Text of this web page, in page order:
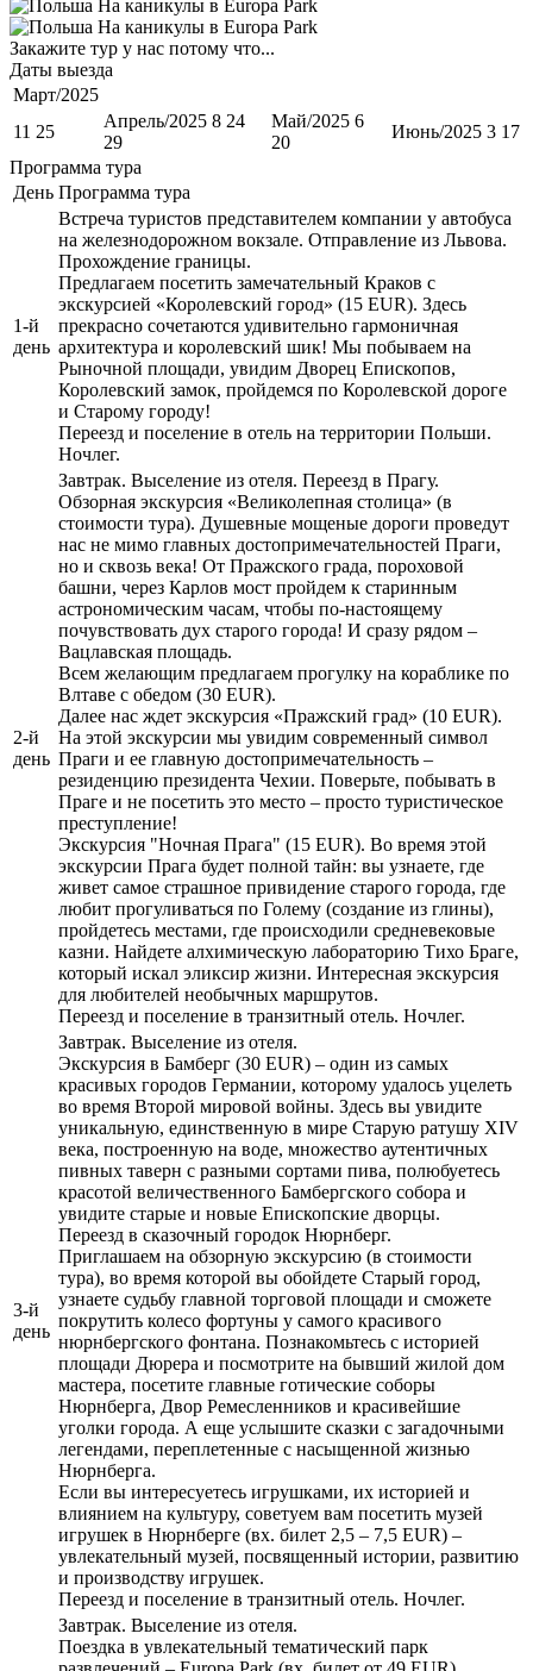
Закажите тур у нас потому что...
Даты выезда
Март/2025
11 25
Апрель/2025 8 24
29
Май/2025 6
20
Июнь/2025 3 17
Программа тура
День Программа тура
1-й
день
Встреча туристов представителем компании у автобуса
на железнодорожном вокзале. Отправление из Львова.
Прохождение границы.
Предлагаем посетить замечательный Краков с
экскурсией «Королевский город» (15 EUR). Здесь
прекрасно сочетаются удивительно гармоничная
архитектура и королевский шик! Мы побываем на
Рыночной площади, увидим Дворец Епископов,
Королевский замок, пройдемся по Королевской дороге
и Старому городу!
Переезд и поселение в отель на территории Польши.
Ночлег.
2-й
день
Завтрак. Выселение из отеля. Переезд в Прагу.
Обзорная экскурсия «Великолепная столица» (в
стоимости тура). Душевные мощеные дороги проведут
нас не мимо главных достопримечательностей Праги,
но и сквозь века! От Пражского града, пороховой
башни, через Карлов мост пройдем к старинным
астрономическим часам, чтобы по-настоящему
почувствовать дух старого города! И сразу рядом –
Вацлавская площадь.
Всем желающим предлагаем прогулку на кораблике по
Влтаве с обедом (30 EUR).
Далее нас ждет экскурсия «Пражский град» (10 EUR).
На этой экскурсии мы увидим современный символ
Праги и ее главную достопримечательность –
резиденцию президента Чехии. Поверьте, побывать в
Праге и не посетить это место – просто туристическое
преступление!
Экскурсия "Ночная Прага" (15 EUR). Во время этой
экскурсии Прага будет полной тайн: вы узнаете, где
живет самое страшное привидение старого города, где
любит прогуливаться по Голему (создание из глины),
пройдетесь местами, где происходили средневековые
казни. Найдете алхимическую лабораторию Тихо Браге,
который искал эликсир жизни. Интересная экскурсия
для любителей необычных маршрутов.
Переезд и поселение в транзитный отель. Ночлег.
3-й
день
Завтрак. Выселение из отеля.
Экскурсия в Бамберг (30 EUR) – один из самых
красивых городов Германии, которому удалось уцелеть
во время Второй мировой войны. Здесь вы увидите
уникальную, единственную в мире Старую ратушу XIV
века, построенную на воде, множество аутентичных
пивных таверн с разными сортами пива, полюбуетесь
красотой величественного Бамбергского собора и
увидите старые и новые Епископские дворцы.
Переезд в сказочный городок Нюрнберг.
Приглашаем на обзорную экскурсию (в стоимости
тура), во время которой вы обойдете Старый город,
узнаете судьбу главной торговой площади и сможете
покрутить колесо фортуны у самого красивого
нюрнбергского фонтана. Познакомьтесь с историей
площади Дюрера и посмотрите на бывший жилой дом
мастера, посетите главные готические соборы
Нюрнберга, Двор Ремесленников и красивейшие
уголки города. А еще услышите сказки с загадочными
легендами, переплетенные с насыщенной жизнью
Нюрнберга.
Если вы интересуетесь игрушками, их историей и
влиянием на культуру, советуем вам посетить музей
игрушек в Нюрнберге (вх. билет 2,5 – 7,5 EUR) –
увлекательный музей, посвященный истории, развитию
и производству игрушек.
Переезд и поселение в транзитный отель. Ночлег.
Завтрак. Выселение из отеля.
Поездка в увлекательный тематический парк